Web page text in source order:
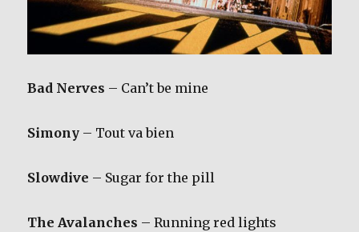
Bad Nerves – Can’t be mine
Simony – Tout va bien
Slowdive – Sugar for the pill
The Avalanches – Running red lights